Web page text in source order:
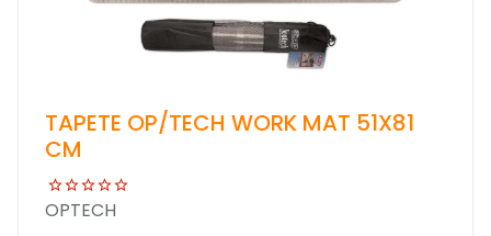
TAPETE OP/TECH WORK MAT 51X81
CM
OPTECH